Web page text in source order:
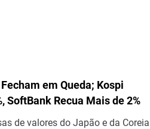
em Queda; Kospi
SoftBank Recua Mais de 2%
de valores do Japão e da Coreia